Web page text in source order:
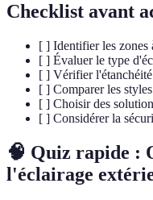
Checklist avant
[ ] Identifier les zones
[ ] Évaluer le type
[ ] Vérifier
[ ] Comparer les
[ ] Choisir des
[ ] Considérer la
🧠 Quiz rapide :
l'éclairage